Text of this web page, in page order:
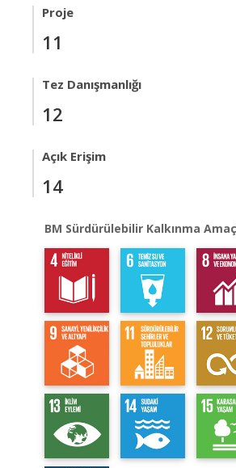
Proje
11
Tez Danışmanlığı
12
Açık Erişim
14
BM Sürdürülebilir Kalkınma